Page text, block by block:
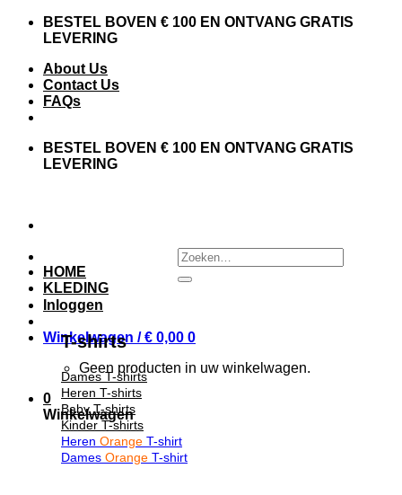
Skip
BESTEL BOVEN € 100 EN ONTVANG GRATIS
LEVERING
About Us
Contact Us
FAQs
BESTEL BOVEN € 100 EN ONTVANG GRATIS
LEVERING
Zoeken
naar:
Inloggen
Winkelwagen /€ 0,00 0
Geen producten in uw winkelwagen.
0
Winkelwagen
HOME
KLEDING
T-shirts
Dames T-shirts
Heren T-shirts
Baby T-shirts
Kinder T-shirts
Heren Orange T-shirt
Dames Orange T-shirt